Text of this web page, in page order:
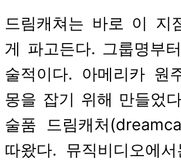
드림캐쳐는 바로 이 지
게 파고든다. 그룹명부
술적이다. 아메리카 원
몽을 잡기 위해 만들었
술품 드림캐처
따왔다. 뮤직비디오에